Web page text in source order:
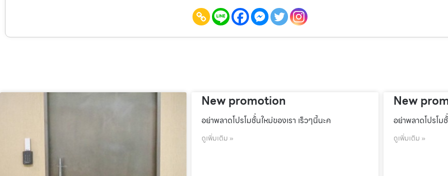
New promotion
อย่าพลาดโปรโมชั้่นใหม่ของเรา เร็วๆนี้นะค
ดูเพิ่มเติม »
New
อย่าพลาดโปรโม
ดูเพิ่มเติม »